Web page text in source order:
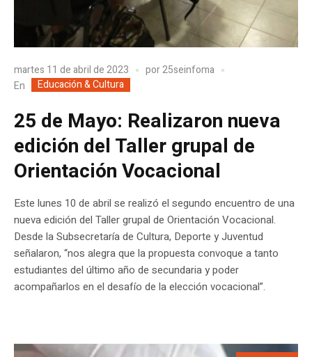
martes 11 de abril de 2023 por25seinfoma
En
Educación & Cultura
25 de Mayo: Realizaron nueva
edición del Taller grupal de
Orientación Vocacional
Este lunes 10 de abril se realizó el segundo encuentro de una
nueva edición del Taller grupal de Orientación Vocacional.
Desde la Subsecretaría de Cultura, Deporte y Juventud
señalaron, “nos alegra que la propuesta convoque a tanto
estudiantes del último año de secundaria y poder
acompañarlos en el desafío de la elección vocacional”.